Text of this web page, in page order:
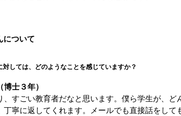
について
しては、どのようなことを感じていますか？
士３年）
すごい教育者だなと思います。僕ら学生が、ど
丁寧に返してくれます。メールでも直接話をして